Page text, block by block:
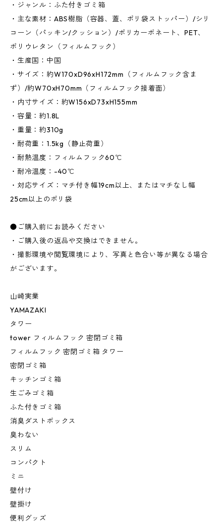
・ジャンル：ふた付きゴミ箱
・主な素材：ABS樹脂（容器、蓋、ポリ袋ストッパー）/シリ
コーン（パッキン/クッション）/ポリカーボネート、PET、
ポリウレタン（フィルムフック）
・生産国：中国
・サイズ：約W170xD96xH172mm（フィルムフック含ま
ず）/約W70xH70mm（フィルムフック接着面）
・内寸サイズ：約W156xD73xH155mm
・容量：約1.8L
・重量：約310g
・耐荷重：1.5kg（静止荷重）
・耐熱温度：フィルムフック60℃
・耐冷温度：-40℃
・対応サイズ：マチ付き幅19cm以上、またはマチなし幅
25cm以上のポリ袋
●ご購入前にお読みください
・ご購入後の返品や交換はできません。
・撮影環境や閲覧環境により、写真と色合い等が異なる場合
がございます。
山崎実業
YAMAZAKI
タワー
tower フィルムフック 密閉ゴミ箱
フィルムフック 密閉ゴミ箱 タワー
密閉ゴミ箱
キッチンゴミ箱
生ごみゴミ箱
ふた付きゴミ箱
消臭ダストボックス
臭わない
スリム
コンパクト
ミニ
壁付け
壁掛け
便利グッズ